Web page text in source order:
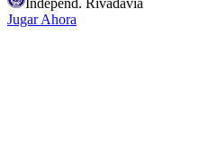
Jugar Ahora